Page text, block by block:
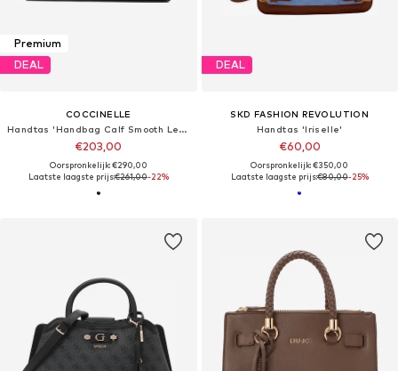
Premium
DEAL
COCCINELLE
Handtas 'Handbag Calf Smooth Leather'
€203,00
Oorspronkelijk: €290,00
Laatste laagste prijs:€261,00-22%
DEAL
SKD FASHION REVOLUTION
Handtas 'Iriselle'
€60,00
Oorspronkelijk: €350,00
Laatste laagste prijs:€80,00-25%